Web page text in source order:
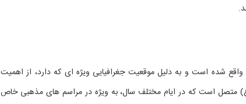
شده است و به دلیل موقعیت جغرافیایی ویژه ای که دارد، از اهمیت
متصل است که در ایام مختلف سال، به ویژه در مراسم های مذهبی خاص